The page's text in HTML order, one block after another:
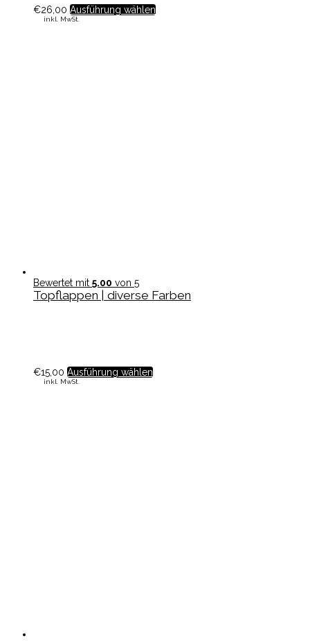
€26,00 Ausführung wählen
inkl. MwSt.
Bewertet mit 5.00 von 5
Topflappen | diverse Farben
€15,00 Ausführung wählen
inkl. MwSt.